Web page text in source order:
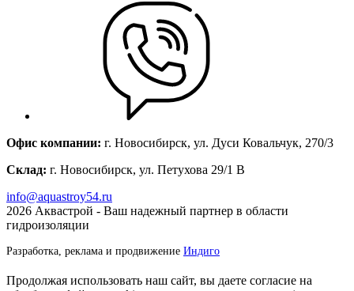
Офис компании: г. Новосибирск, ул. Дуси Ковальчук, 270/3
Склад: г. Новосибирск, ул. Петухова 29/1 В
info@aquastroy54.ru
2026 Аквастрой - Ваш надежный партнер в области
гидроизоляции
Разработка, реклама и продвижение Индиго
Продолжая использовать наш сайт, вы даете согласие на